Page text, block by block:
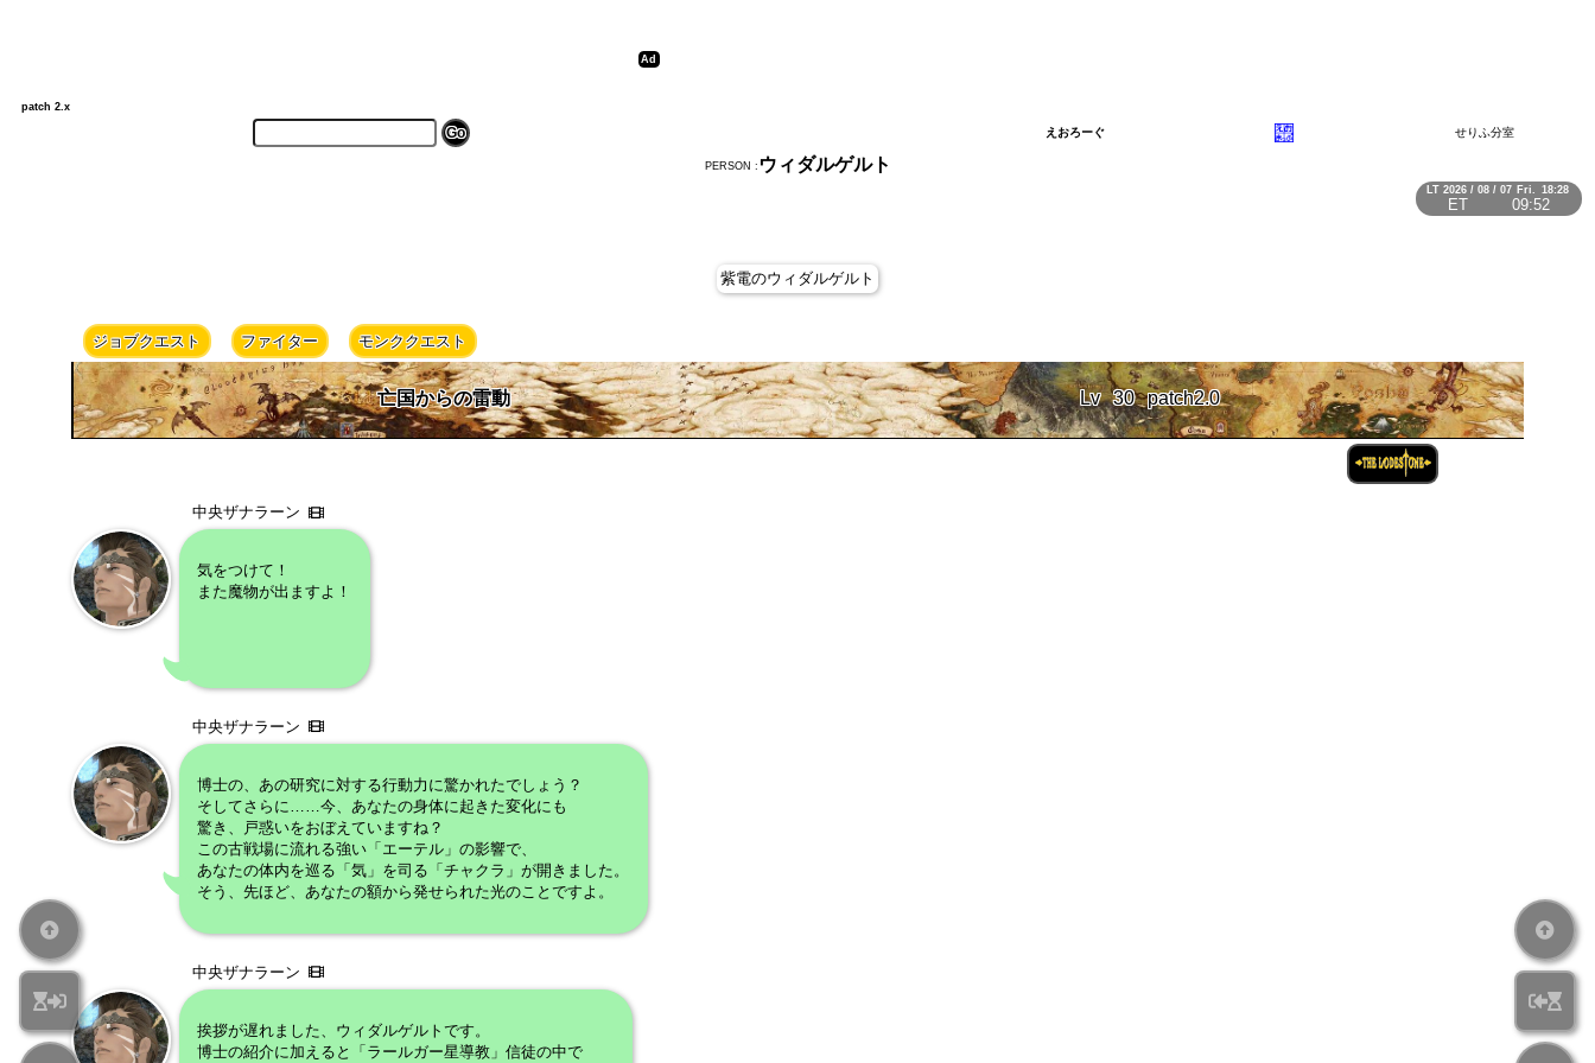
LT 2026 / 08 / 07 Fri. 18:28
ET 09:52
えおろーぐ せりふ分室
PERSON : ウィダルゲルト
patch 2.x
紫電のウィダルゲルト
ジョブクエスト ファイター モンククエスト
亡国からの雷動 Lv 30 patch2.0
中央ザナラーン
気をつけて！
また魔物が出ますよ！
中央ザナラーン
博士の、あの研究に対する行動力に驚かれたでしょう？
そしてさらに……今、あなたの身体に起きた変化にも
驚き、戸惑いをおぼえていますね？
この古戦場に流れる強い「エーテル」の影響で、
あなたの体内を巡る「気」を司る「チャクラ」が開きました。
そう、先ほど、あなたの額から発せられた光のことですよ。
中央ザナラーン
挨拶が遅れました、ウィダルゲルトです。
博士の紹介に加えると「ラールガー星導教」信徒の中で